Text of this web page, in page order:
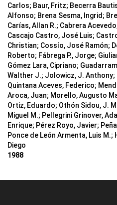
Carlos; Baur, Fritz; Becerra
Alfonso; Brena Sesma, Ingrid;
Carías, Allan R.; Cabrera
Cascajo Castro, José Luis;
Christian; Cossío, José Ramón;
Roberto; Fábrega P., Jorge;
Gómez Lara, Cipriano;
Walther J.; Jolowicz, J. Anthony;
Quintana Aceves, Federico;
Aroca, Juan; Morello, Augusto
Ortiz, Eduardo; Othón Sidou, J.
Miguel M.; Pellegrini Grinover,
Enrique; Pérez Royo, Javier;
Ponce de León Armenta, Luis M.;
Diego
1988